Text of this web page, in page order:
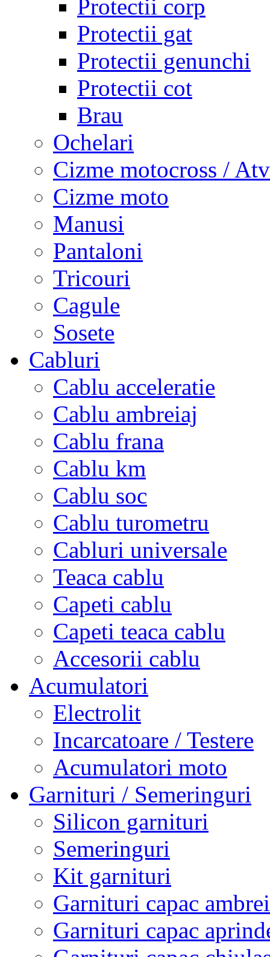
Protectii corp
Protectii gat
Protectii genunchi
Protectii cot
Brau
Ochelari
Cizme motocross / Atv
Cizme moto
Manusi
Pantaloni
Tricouri
Cagule
Sosete
Cabluri
Cablu acceleratie
Cablu ambreiaj
Cablu frana
Cablu km
Cablu soc
Cablu turometru
Cabluri universale
Teaca cablu
Capeti cablu
Capeti teaca cablu
Accesorii cablu
Acumulatori
Electrolit
Incarcatoare / Testere
Acumulatori moto
Garnituri / Semeringuri
Silicon garnituri
Semeringuri
Kit garnituri
Garnituri capac
Garnituri capac